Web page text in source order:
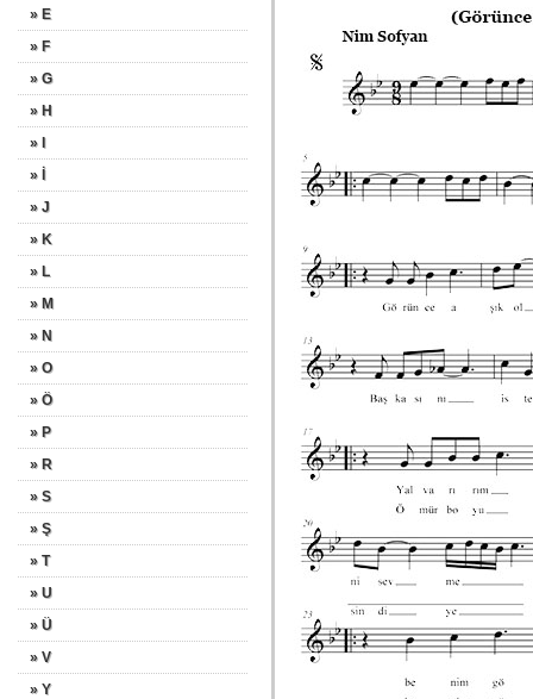
» E
» F
» G
» H
» I
» İ
» J
» K
» L
» M
» N
» O
» Ö
» P
» R
» S
» Ş
» T
» U
» Ü
» V
» Y